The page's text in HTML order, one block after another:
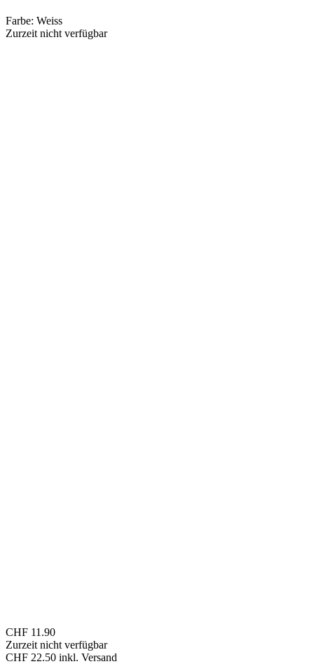
Farbe: Weiss
Zurzeit nicht verfügbar
CHF 11.90
Zurzeit nicht verfügbar
CHF 22.50 inkl. Versand